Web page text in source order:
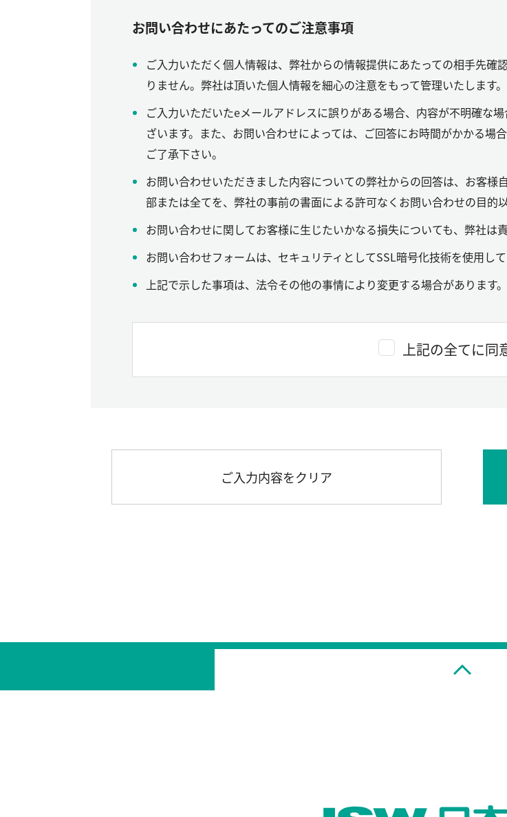
お問い合わせにあたってのご注意事項
ご入力いただく個人情報は、弊社からの情報提供にあたっての相手先
りません。弊社は頂いた個人情報を細心の注意をもって管理いたします
ご入力いただいたeメールアドレスに誤りがある場合、内容が不明確な
ざいます。また、お問い合わせによっては、ご回答にお時間がかかる場
ご了承下さい。
お問い合わせいただきました内容についての弊社からの回答は、お客
部または全てを、弊社の事前の書面による許可なくお問い合わせの目的
お問い合わせに関してお客様に生じたいかなる損失についても、弊社は
お問い合わせフォームは、セキュリティとしてSSL暗号化技術を使用して
上記で示した事項は、法令その他の事情により変更する場合があります。
上記の全てに同
ご入力内容をクリア